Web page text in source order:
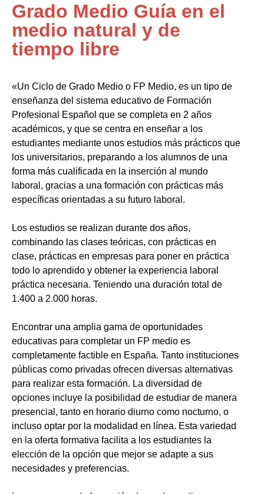
Grado Medio Guía en el
medio natural y de
tiempo libre
«Un Ciclo de Grado Medio o FP Medio, es un tipo de
enseñanza del sistema educativo de Formación
Profesional Español que se completa en 2 años
académicos, y que se centra en enseñar a los
estudiantes mediante unos estudios más prácticos que
los universitarios, preparando a los alumnos de una
forma más cualificada en la inserción al mundo
laboral, gracias a una formación con prácticas más
específicas orientadas a su futuro laboral.
Los estudios se realizan durante dos años,
combinando las clases teóricas, con prácticas en
clase, prácticas en empresas para poner en práctica
todo lo aprendido y obtener la experiencia laboral
práctica necesaria. Teniendo una duración total de
1.400 a 2.000 horas.
Encontrar una amplia gama de oportunidades
educativas para completar un FP medio es
completamente factible en España. Tanto instituciones
públicas como privadas ofrecen diversas alternativas
para realizar esta formación. La diversidad de
opciones incluye la posibilidad de estudiar de manera
presencial, tanto en horario diurno como nocturno, o
incluso optar por la modalidad en línea. Esta variedad
en la oferta formativa facilita a los estudiantes la
elección de la opción que mejor se adapte a sus
necesidades y preferencias.